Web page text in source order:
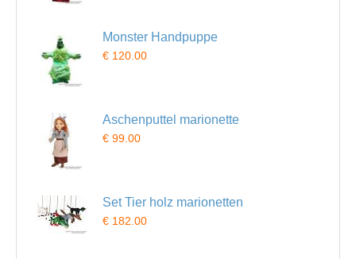
Monster Handpuppe
€ 120.00
Aschenputtel marionette
€ 99.00
Set Tier holz marionetten
€ 182.00